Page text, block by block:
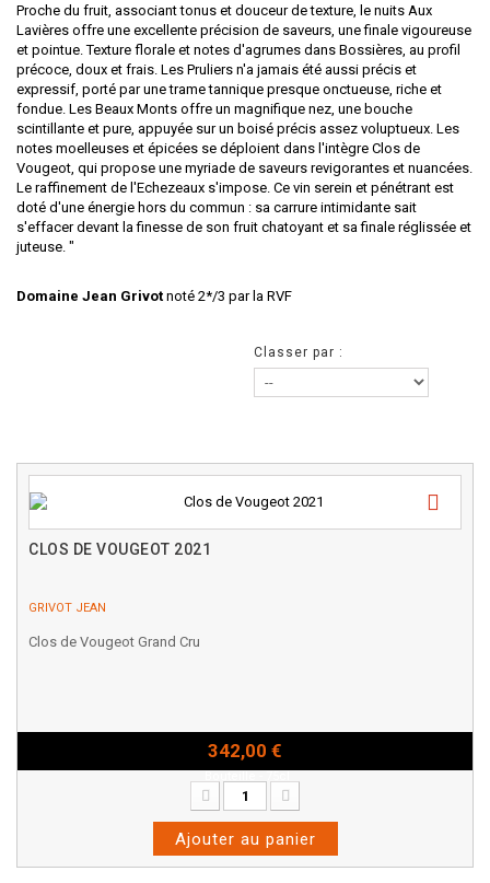
Proche du fruit, associant tonus et douceur de texture, le nuits Aux
Lavières offre une excellente précision de saveurs, une finale vigoureuse
et pointue. Texture florale et notes d'agrumes dans Bossières, au profil
précoce, doux et frais. Les Pruliers n'a jamais été aussi précis et
expressif, porté par une trame tannique presque onctueuse, riche et
fondue. Les Beaux Monts offre un magnifique nez, une bouche
scintillante et pure, appuyée sur un boisé précis assez voluptueux. Les
notes moelleuses et épicées se déploient dans l'intègre Clos de
Vougeot, qui propose une myriade de saveurs revigorantes et nuancées.
Le raffinement de l'Echezeaux s'impose. Ce vin serein et pénétrant est
doté d'une énergie hors du commun : sa carrure intimidante sait
s'effacer devant la finesse de son fruit chatoyant et sa finale réglissée et
juteuse. "
Domaine Jean Grivot noté 2*/3 par la RVF
Classer par :
CLOS DE VOUGEOT 2021
GRIVOT JEAN
Clos de Vougeot Grand Cru
342,00 €
Ajouter au panier